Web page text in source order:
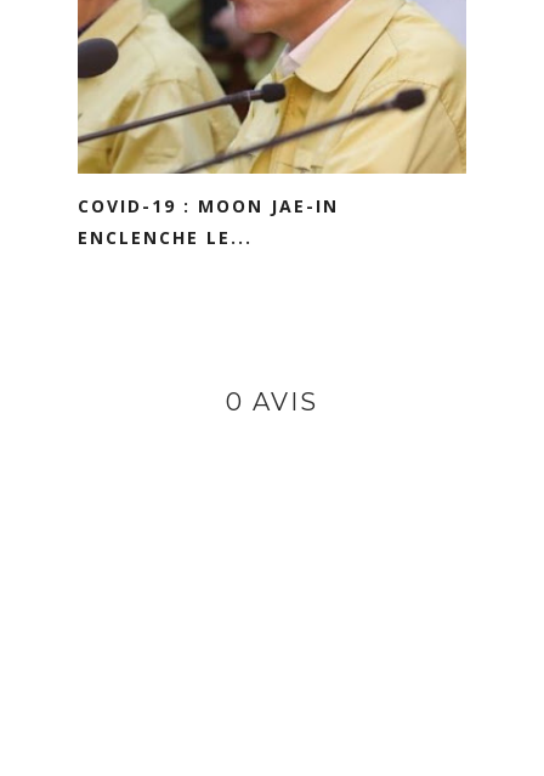
COVID-19 : MOON JAE-IN
ENCLENCHE LE...
0 AVIS